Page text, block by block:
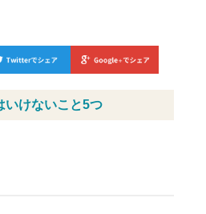
いけないこと5つ